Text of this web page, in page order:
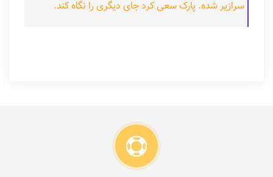
سرازیر شده. پارک سعی کرد جای دیگری را نگاه کند.